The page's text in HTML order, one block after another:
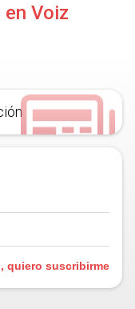
Voiz
quiero suscribirme